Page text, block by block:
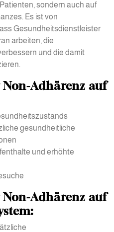
sondern auch auf
Es ist von
Gesundheitsdienstleister
arbeiten, die
und die damit
Adhärenz auf
gesundheitliche
und erhöhte
Adhärenz auf